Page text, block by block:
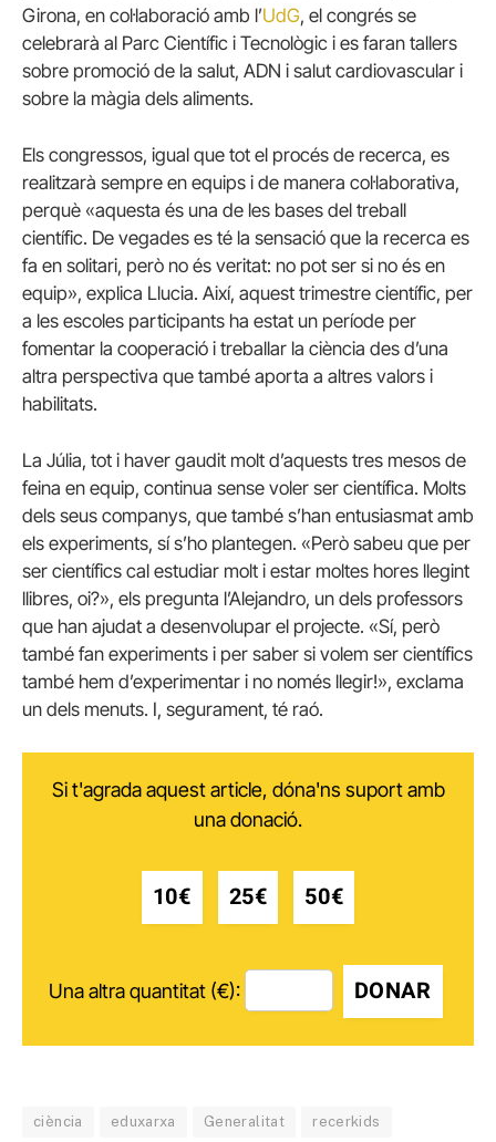
Girona, en col·laboració amb l’UdG, el congrés se
celebrarà al Parc Científic i Tecnològic i es faran tallers
sobre promoció de la salut, ADN i salut cardiovascular i
sobre la màgia dels aliments.
Els congressos, igual que tot el procés de recerca, es
realitzarà sempre en equips i de manera col·laborativa,
perquè «aquesta és una de les bases del treball
científic. De vegades es té la sensació que la recerca es
fa en solitari, però no és veritat: no pot ser si no és en
equip», explica Llucia. Així, aquest trimestre científic, per
a les escoles participants ha estat un període per
fomentar la cooperació i treballar la ciència des d’una
altra perspectiva que també aporta a altres valors i
habilitats.
La Júlia, tot i haver gaudit molt d’aquests tres mesos de
feina en equip, continua sense voler ser científica. Molts
dels seus companys, que també s’han entusiasmat amb
els experiments, sí s’ho plantegen. «Però sabeu que per
ser científics cal estudiar molt i estar moltes hores llegint
llibres, oi?», els pregunta l’Alejandro, un dels professors
que han ajudat a desenvolupar el projecte. «Sí, però
també fan experiments i per saber si volem ser científics
també hem d’experimentar i no només llegir!», exclama
un dels menuts. I, segurament, té raó.
Si t'agrada aquest article, dóna'ns suport amb
una donació.
10€ 25€ 50€
Una altra quantitat (€): DONAR
ciència eduxarxa Generalitat recerkids